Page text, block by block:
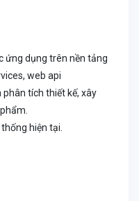
ứng dụng trên nền tảng
web api
tích thiết kế, xây
hiện tại.